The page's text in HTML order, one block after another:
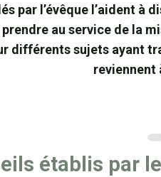
par l’évêque l’aident
au service de la
différents sujets ayant
reviennent
établis par